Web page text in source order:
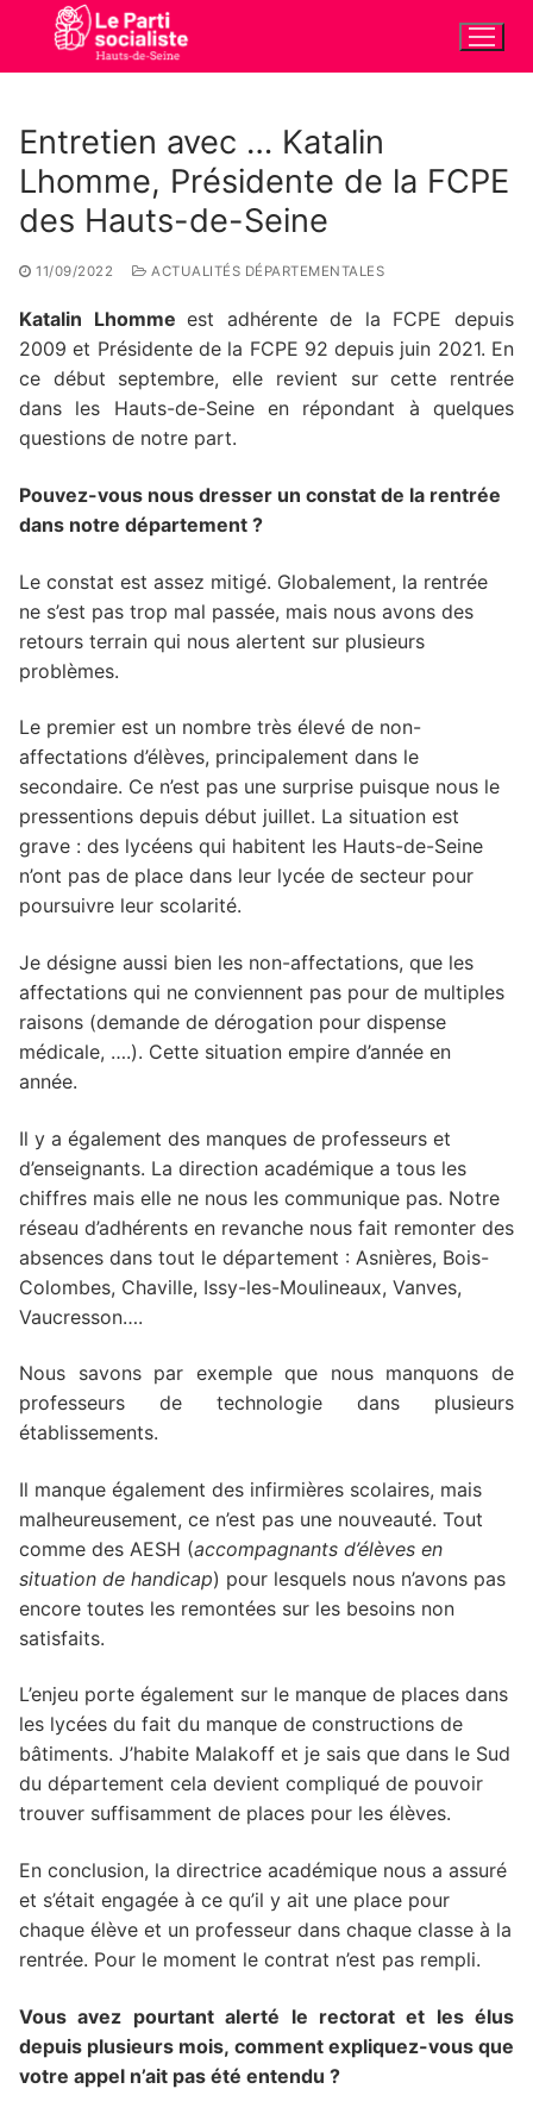
contenu
Entretien avec … Katalin
Lhomme, Présidente de la FCPE
des Hauts-de-Seine
11/09/2022 ACTUALITÉS DÉPARTEMENTALES
Katalin Lhommeest adhérente de la FCPE depuis
2009 et Présidente de la FCPE 92 depuis juin 2021. En
ce début septembre, elle revient sur cette rentrée
dans les Hauts-de-Seine en répondant à quelques
questions de notre part.
Pouvez-vous nous dresser un constat de la rentrée
dans notre département ?
Le constat est assez mitigé. Globalement, la rentrée
ne s’est pas trop mal passée, mais nous avons des
retours terrain qui nous alertent sur plusieurs
problèmes.
Le premier est un nombre très élevé de non-
affectations d’élèves, principalement dans le
secondaire. Ce n’est pas une surprise puisque nous le
pressentions depuis début juillet. La situation est
grave : des lycéens qui habitent les Hauts-de-Seine
n’ont pas de place dans leur lycée de secteur pour
poursuivre leur scolarité.
Je désigne aussi bien les non-affectations, que les
affectations qui ne conviennent pas pour de multiples
raisons (demande de dérogation pour dispense
médicale, ….). Cette situation empire d’année en
année.
Il y a également des manques de professeurs et
d’enseignants. La direction académique a tous les
chiffres mais elle ne nous les communique pas. Notre
réseau d’adhérents en revanche nous fait remonter des
absences dans tout le département : Asnières, Bois-
Colombes, Chaville, Issy-les-Moulineaux, Vanves,
Vaucresson….
Nous savons par exemple que nous manquons de
professeurs de technologie dans plusieurs
établissements.
Il manque également des infirmières scolaires, mais
malheureusement, ce n’est pas une nouveauté. Tout
comme des AESH (accompagnants d’élèves en
situation de handicap) pour lesquels nous n’avons pas
encore toutes les remontées sur les besoins non
satisfaits.
L’enjeu porte également sur le manque de places dans
les lycées du fait du manque de constructions de
bâtiments. J’habite Malakoff et je sais que dans le Sud
du département cela devient compliqué de pouvoir
trouver suffisamment de places pour les élèves.
En conclusion, la directrice académique nous a assuré
et s’était engagée à ce qu’il y ait une place pour
chaque élève et un professeur dans chaque classe à la
rentrée. Pour le moment le contrat n’est pas rempli.
Vous avez pourtant alerté le rectorat et les élus
depuis plusieurs mois, comment expliquez-vous que
votre appel n’ait pas été entendu ?